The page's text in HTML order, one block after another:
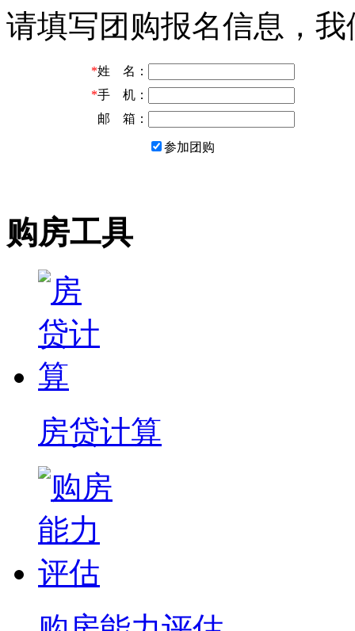
请填写团购报名信息，
*姓 名：
*手 机：
邮 箱：
参加团购
购房工具
房贷计算